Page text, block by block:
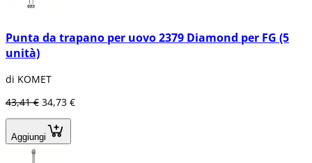
Punta da trapano per uovo 2379 Diamond per FG (5
unità)
di KOMET
43,41 € 34,73 €
Aggiungi